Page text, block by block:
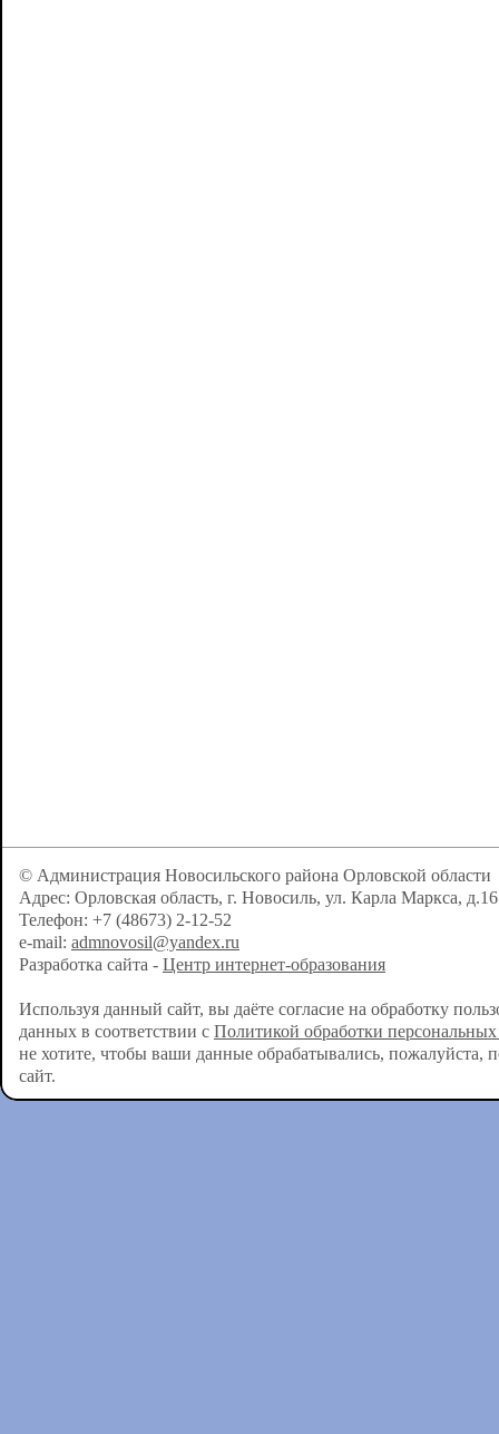
© Администрация Новосильского района Орловской области
Адрес: Орловская область, г. Новосиль, ул. Карла Маркса, д.16
Телефон: +7 (48673) 2-12-52
e-mail: admnovosil@yandex.ru
Разработка сайта - Центр интернет-образования
Используя данный сайт, вы даёте согласие на обработку
данных в соответствии с Политикой обработки
не хотите, чтобы ваши данные обрабатывались, пожалуйста,
сайт.